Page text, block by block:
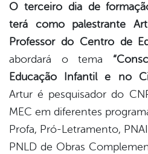
O terceiro dia de
terá como palestrante
Professor do Centro de
abordará o tema
Educação Infantil e no
Artur é pesquisador do
MEC em diferentes
Profa, Pró-Letramento,
PNLD de Obras